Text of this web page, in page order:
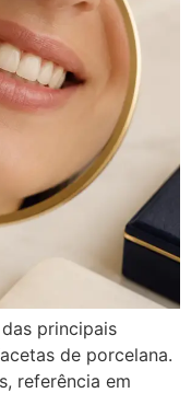
principais
de porcelana.
referência em